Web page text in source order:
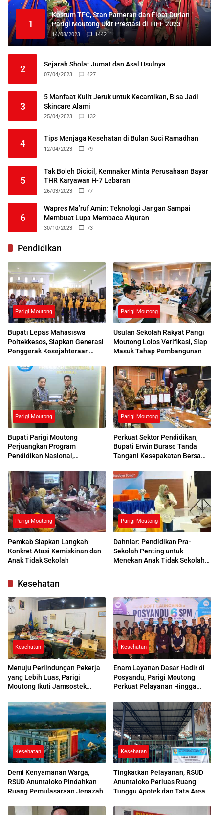
1
Kostum TFC, Stan Pameran dan Float Durian
Parigi Moutong Ukir Prestasi di TIFF 2023
14/08/2023 1442
2 Sejarah Sholat Jumat dan Asal Usulnya
07/04/2023 427
3
5 Manfaat Kulit Jeruk untuk Kecantikan, Bisa Jadi
Skincare Alami
25/04/2023 132
4 Tips Menjaga Kesehatan di Bulan Suci Ramadhan
12/04/2023 79
5
Tak Boleh Dicicil, Kemnaker Minta Perusahaan Bayar
THR Karyawan H-7 Lebaran
26/03/2023 77
6
Wapres Ma’ruf Amin: Teknologi Jangan Sampai
Membuat Lupa Membaca Alquran
30/10/2023 73
Pendidikan
Parigi Moutong
Bupati Lepas Mahasiswa
Poltekkesos, Siapkan Generasi
Penggerak Kesejahteraan
Parigi Moutong
Usulan Sekolah Rakyat Parigi
Moutong Lolos Verifikasi, Siap
Masuk Tahap Pembangunan
Parigi Moutong
Bupati Parigi Moutong
Perjuangkan Program
Pendidikan Nasional,
Respons Positif
Parigi Moutong
Perkuat Sektor Pendidikan,
Bupati Erwin Burase Tanda
Tangani Kesepakatan Bersama
Parigi Moutong
Pemkab Siapkan Langkah
Konkret Atasi Kemiskinan dan
Anak Tidak Sekolah
Parigi Moutong
Dahniar: Pendidikan Pra-
Sekolah Penting untuk
Menekan Anak Tidak Sekolah
Kesehatan
Kesehatan
Menuju Perlindungan Pekerja
yang Lebih Luas, Parigi
Moutong Ikuti Jamsostek
Kesehatan
Enam Layanan Dasar Hadir di
Posyandu, Parigi Moutong
Perkuat Pelayanan Hingga
Kesehatan
Demi Kenyamanan Warga,
RSUD Anuntaloko Pindahkan
Ruang Pemulasaraan Jenazah
Kesehatan
Tingkatkan Pelayanan, RSUD
Anuntaloko Perluas Ruang
Tunggu Apotek dan Tata Area